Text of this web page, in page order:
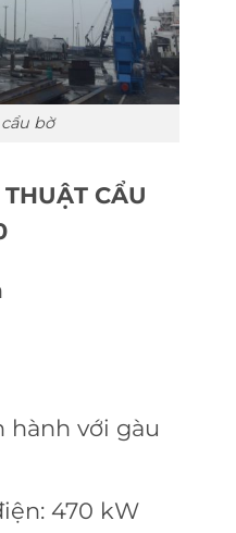
bờ
CẨU
hành với gàu
470 kW